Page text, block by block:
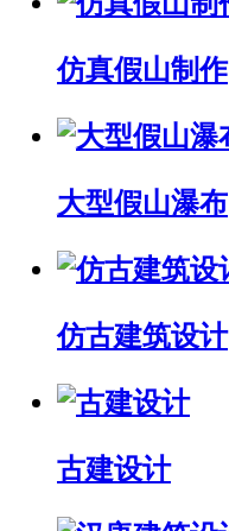
仿真假山制作
大型假山瀑布
仿古建筑设计
古建设计